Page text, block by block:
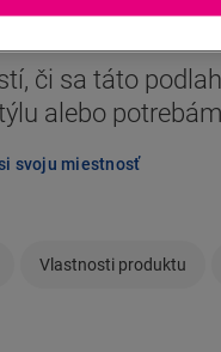
či sa táto
alebo
svoju miestnosť
Vlastnosti produktu